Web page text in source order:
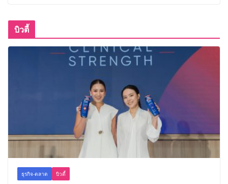
บิวตี้
ธุรกิจ-ตลาด บิวตี้